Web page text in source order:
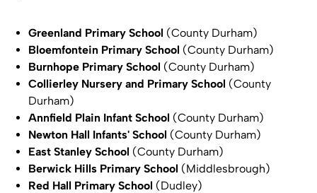
Greenland Primary School (County Durham)
Bloemfontein Primary School (County Durham)
Burnhope Primary School (County Durham)
Collierley Nursery and Primary School (County
Durham)
Annfield Plain Infant School (County Durham)
Newton Hall Infants' School (County Durham)
East Stanley School (County Durham)
Berwick Hills Primary School (Middlesbrough)
Red Hall Primary School (Dudley)